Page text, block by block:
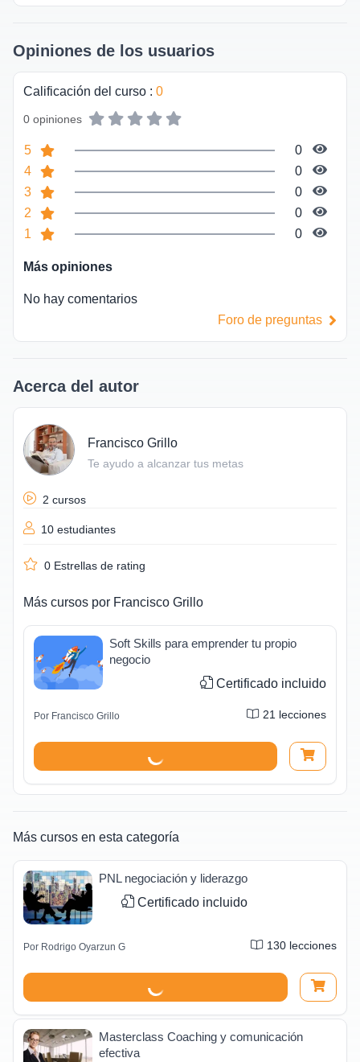
Opiniones de los usuarios
Calificación del curso : 0
0 opiniones
5
0
4
0
3
0
2
0
1
0
Más opiniones
No hay comentarios
Foro de preguntas
Acerca del autor
Francisco Grillo
Te ayudo a alcanzar tus metas
2 cursos
10 estudiantes
0 Estrellas de rating
Más cursos por Francisco Grillo
Soft Skills para emprender tu propio
negocio
Certificado incluido
Por Francisco Grillo 21 lecciones
Más cursos en esta categoría
PNL negociación y liderazgo
Certificado incluido
Por Rodrigo Oyarzun G 130 lecciones
Masterclass Coaching y comunicación
efectiva